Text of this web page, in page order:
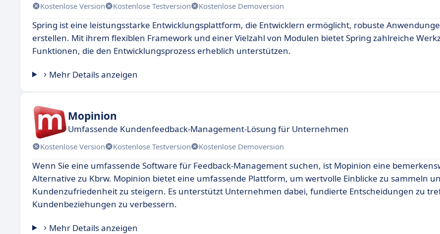
Kostenlose Version Kostenlose Testversion Kostenlose Demoversion
Spring ist eine leistungsstarke Entwicklungsplattform, die Entwicklern ermöglicht, robuste
erstellen. Mit ihrem flexiblen Framework und einer Vielzahl von Modulen bietet Spring zahlreiche
Funktionen, die den Entwicklungsprozess erheblich unterstützen.
Mehr Details anzeigen
Mopinion
Umfassende Kundenfeedback-Management-Lösung für Unternehmen
Kostenlose Version Kostenlose Testversion Kostenlose Demoversion
Wenn Sie eine umfassende Software für Feedback-Management suchen, ist Mopinion eine
Alternative zu Kbrw. Mopinion bietet eine umfassende Plattform, um wertvolle Einblicke zu sammeln
Kundenzufriedenheit zu steigern. Es unterstützt Unternehmen dabei, fundierte Entscheidungen zu
Kundenbeziehungen zu verbessern.
Mehr Details anzeigen